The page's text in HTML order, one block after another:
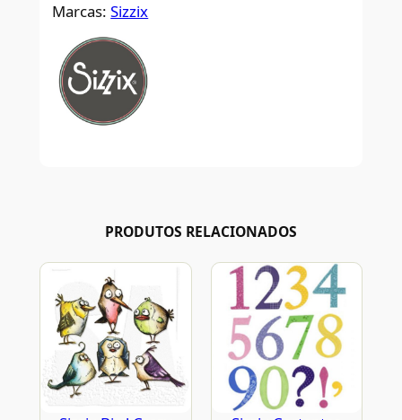
Marcas:Sizzix
PRODUTOS RELACIONADOS